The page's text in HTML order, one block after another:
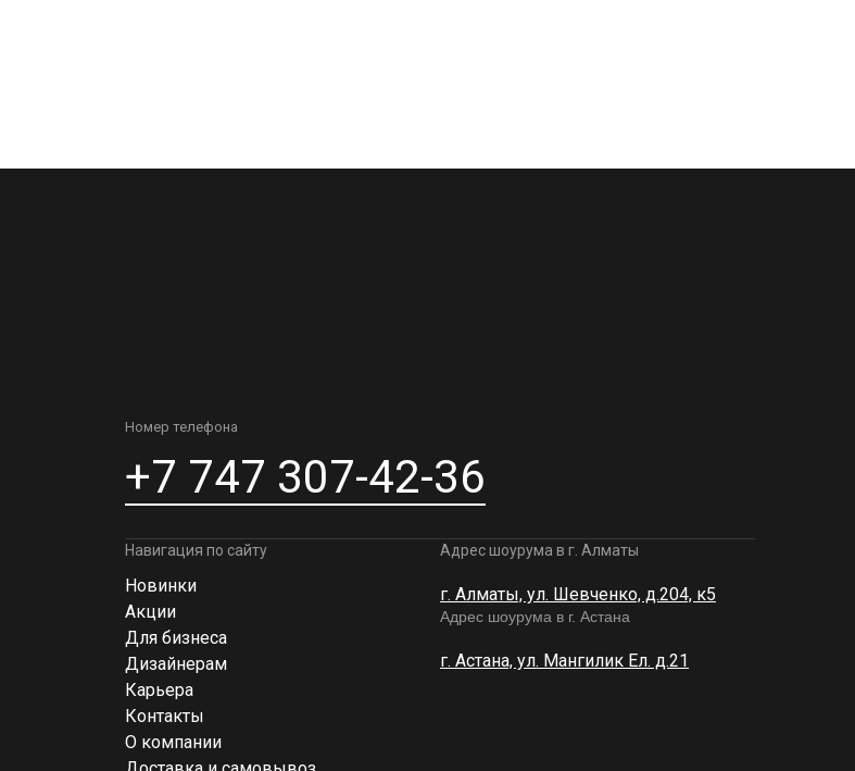
Номер телефона
+7 747 307-42-36
Навигация по сайту
Новинки
Акции
Для бизнеса
Дизайнерам
Карьера
Контакты
О компании
Адрес шоурума в г. Алматы
г. Алматы, ул. Шевченко, д.204, к5
Адрес шоурума в г. Астана
г. Астана, ул. Мангилик Ел. д.21